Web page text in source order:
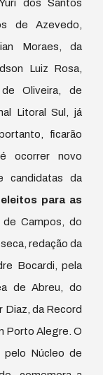
dos Santos
de Azevedo,
Moraes, da
Luiz Rosa,
Oliveira, de
Litoral Sul, já
ficarão
ocorrer novo
candidatas da
para as
Campos, do
redação da
Bocardi, pela
de Abreu, do
Diaz, da Record
Porto Alegre. O
pelo Núcleo de